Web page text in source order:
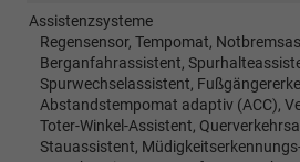
Assistenzsysteme
Regensensor, Tempomat,
Berganfahrassistent,
Spurwechselassistent,
Abstandstempomat adaptiv (ACC),
Toter-Winkel-Assistent,
Stauassistent,